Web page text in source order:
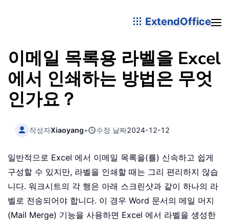
ExtendOffice
이메일 목록용 라벨을 Excel
에서 인쇄하는 방법은 무엇
인가요？
작성자Xiaoyang• 수정 날짜2024-12-12
일반적으로 Excel 에서 이메일 목록을(를) 신속하고 쉽게
구성할 수 있지만, 라벨을 인쇄할 때는 그리 편리하지 않습
니다. 워크시트의 각 행은 아래 스크린샷과 같이 하나의 라
벨로 전송되어야 합니다. 이 경우 Word 문서의 메일 머지
(Mail Merge) 기능을 사용하면 Excel 에서 라벨을 생성한